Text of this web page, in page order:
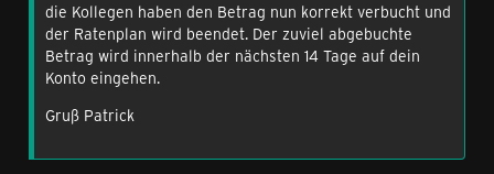
die Kollegen haben den Betrag nun korrekt verbucht und
der Ratenplan wird beendet. Der zuviel abgebuchte
Betrag wird innerhalb der nächsten 14 Tage auf dein
Konto eingehen.
Gruß Patrick